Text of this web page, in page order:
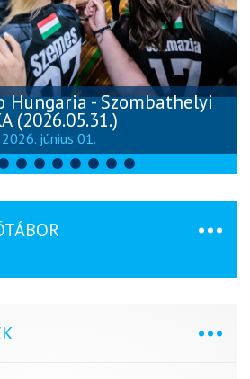
Hungaria - Szombathelyi
(2026.05.31.)
2026. június 01.